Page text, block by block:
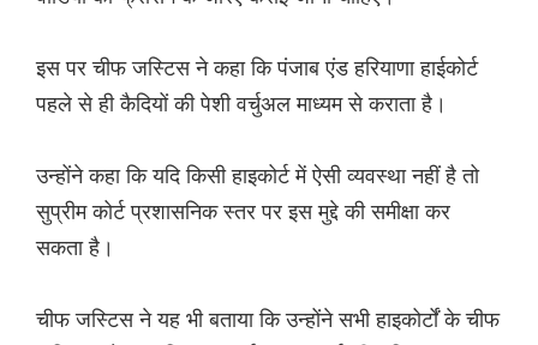
इस पर चीफ जस्टिस ने कहा कि पंजाब एंड हरियाणा हाईकोर्ट
पहले से ही कैदियों की पेशी वर्चुअल माध्यम से कराता है।
उन्होंने कहा कि यदि किसी हाइकोर्ट में ऐसी व्यवस्था नहीं है तो
सुप्रीम कोर्ट प्रशासनिक स्तर पर इस मुद्दे की समीक्षा कर
सकता है।
चीफ जस्टिस ने यह भी बताया कि उन्होंने सभी हाइकोर्टों के चीफ